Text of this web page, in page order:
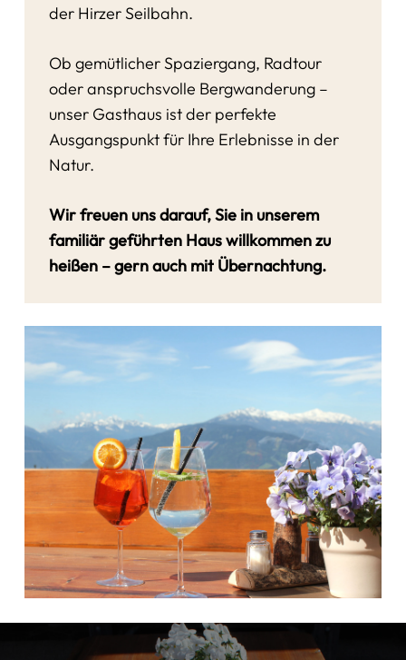
der Hirzer Seilbahn.
Ob gemütlicher Spaziergang, Radtour
oder anspruchsvolle Bergwanderung –
unser Gasthaus ist der perfekte
Ausgangspunkt für Ihre Erlebnisse in der
Natur.
Wir freuen uns darauf, Sie in unserem
familiär geführten Haus willkommen zu
heißen – gern auch mit Übernachtung.